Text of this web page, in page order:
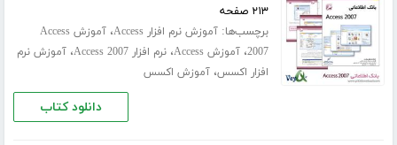
۲۱۳ صفحه
برچسب‌ها:آموزش نرم افزار Access ،
آموزش Access
2007،آموزش Access ،نرم افزار Access 2007 ،آموزش نرم
افزار اکسس،آموزش اکسس
دانلود کتاب